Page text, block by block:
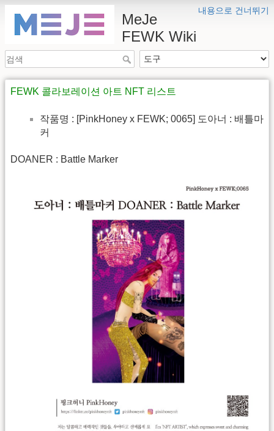
내용으로 건너뛰기
MeJe
FEWK Wiki
FEWK 콜라보레이션 아트 NFT 리스트
작품명 : [PinkHoney x FEWK; 0065] 도아너 : 배틀마
커
DOANER : Battle Marker